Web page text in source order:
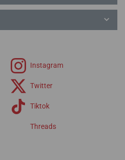
Instagram
Twitter
Tiktok
Threads